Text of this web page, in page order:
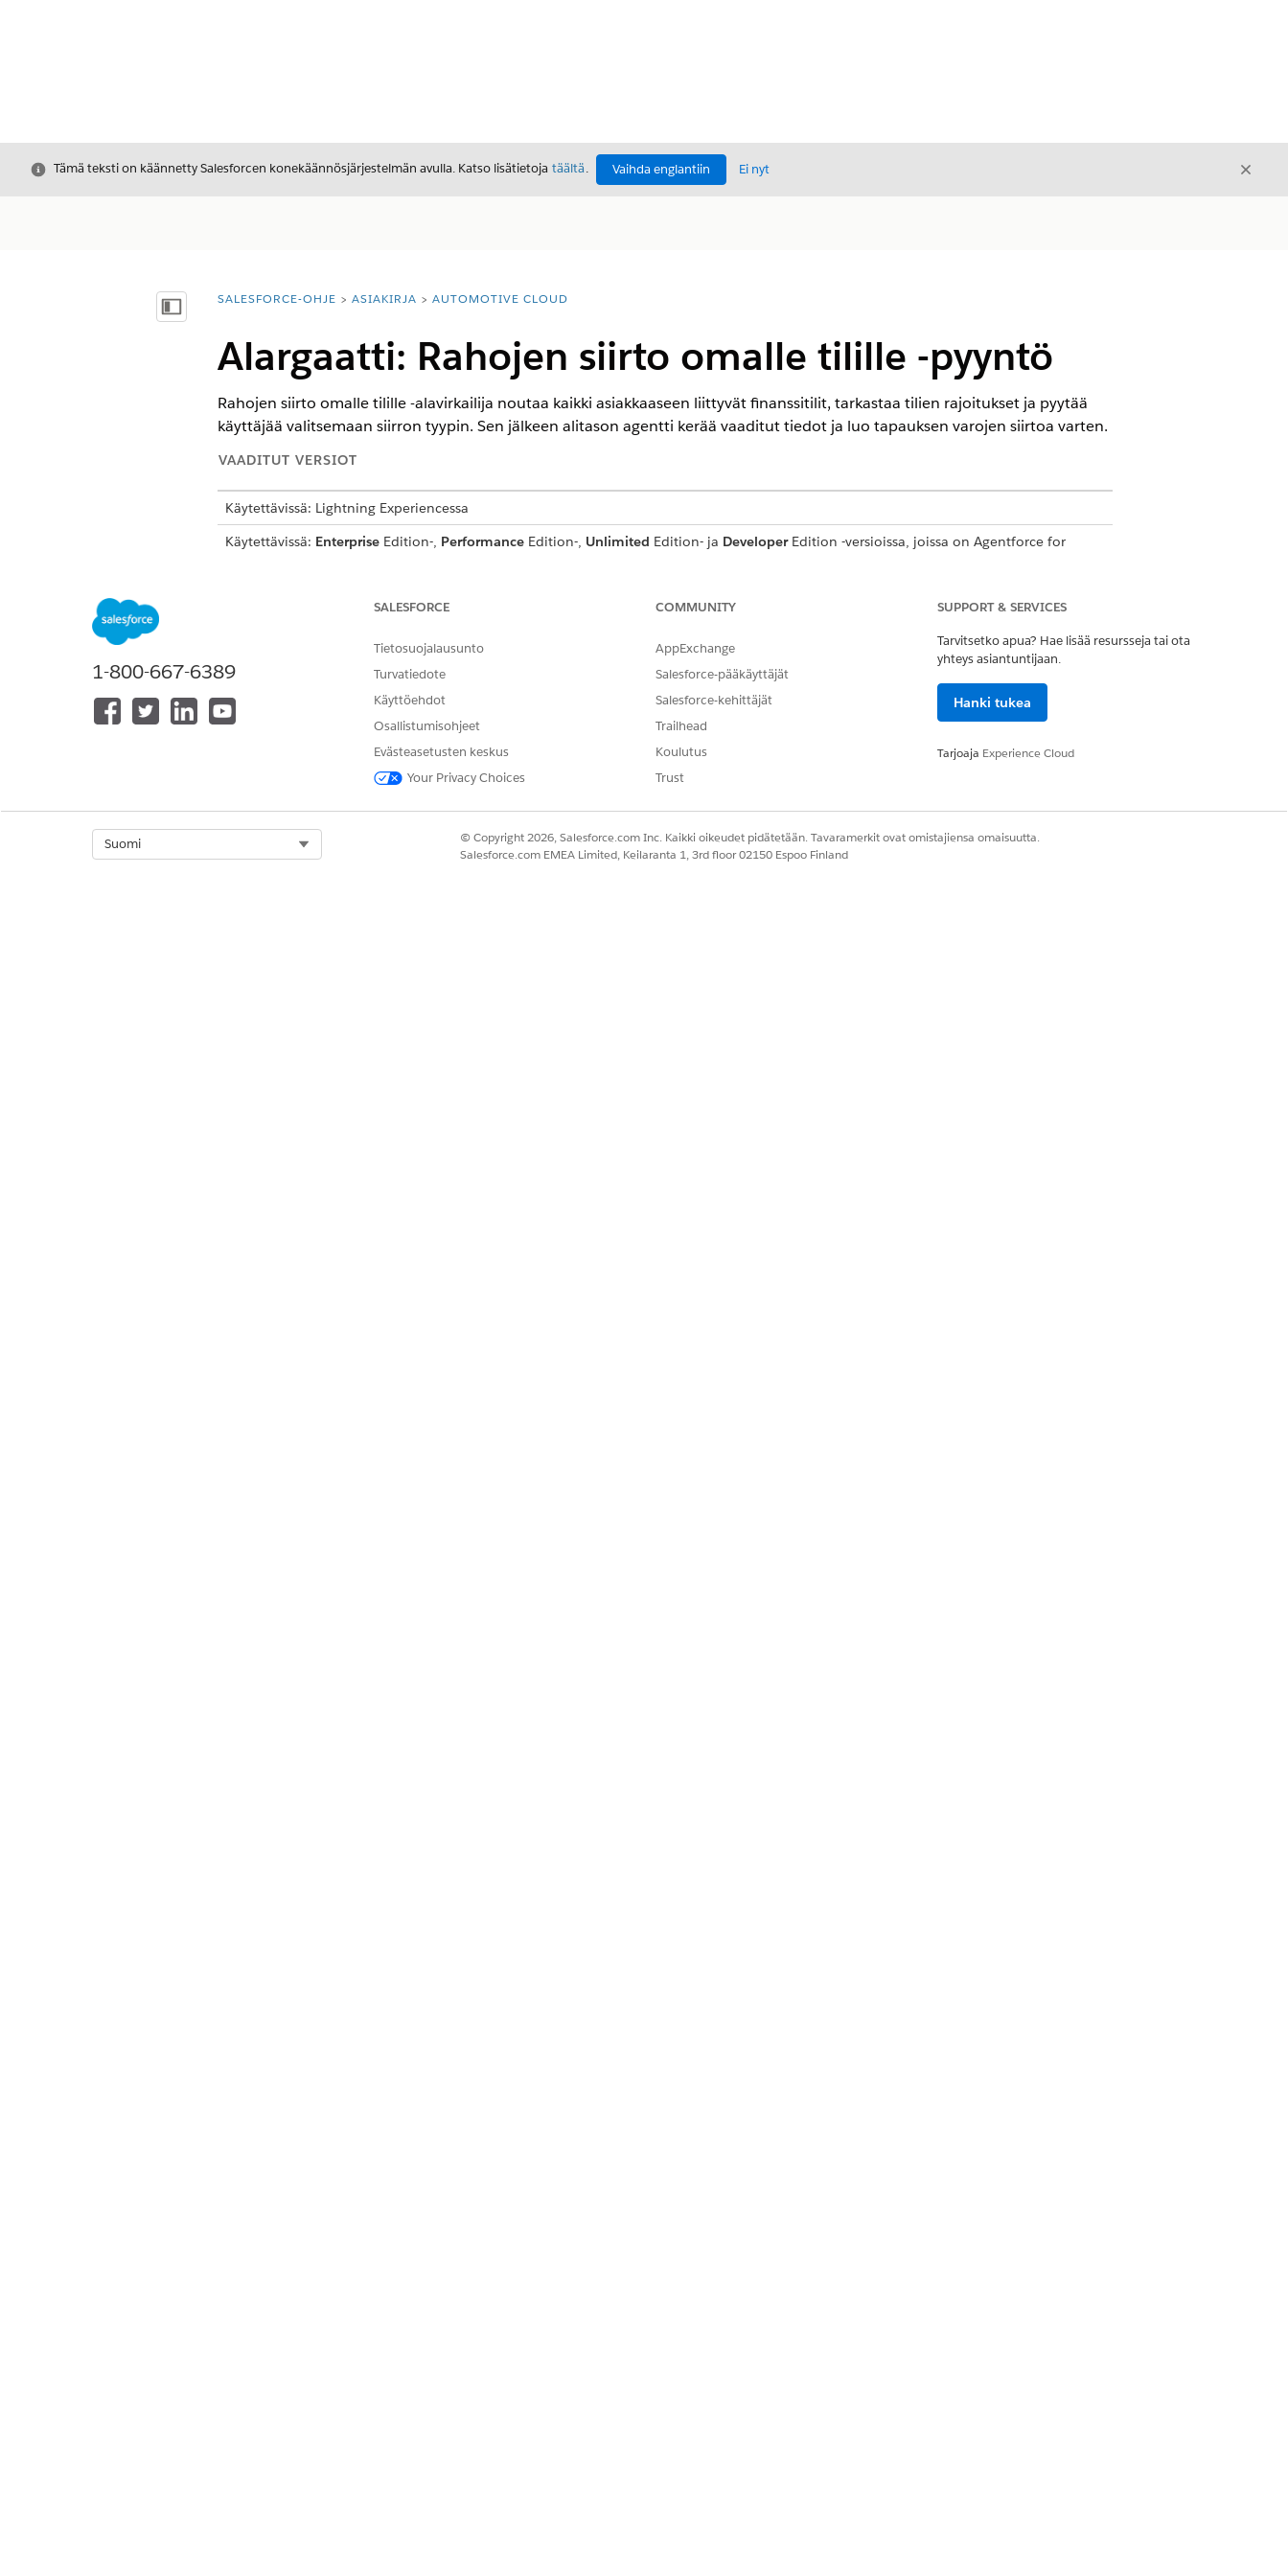
Sulje
Tämä teksti on käännetty Salesforcen konekäännösjärjestelmän avulla. Katso lisätietoja täältä. Vaihda englantiin Ei nyt Sulje
Näytä sisällysluettelo
Olet tässä:
SALESFORCE-OHJE ASIAKIRJA AUTOMOTIVE CLOUD
Alargaatti: Rahojen siirto omalle tilille -pyyntö
Rahojen siirto omalle tilille -alavirkailija noutaa kaikki asiakkaaseen liittyvät finanssitilit, tarkastaa tilien rajoitukset ja pyytää
käyttäjää valitsemaan siirron tyypin. Sen jälkeen alitason agentti kerää vaaditut tiedot ja luo tapauksen varojen siirtoa varten.
VAADITUT VERSIOT
Käytettävissä: Lightning Experiencessa
Käytettävissä: EnterpriseEdition-, PerformanceEdition-, Unlimited Edition- ja DeveloperEdition -versioissa, joissa on Agentforce for
API-nimi
FundsTfrToOwnAcctRequest
Mukana toimitetut agenttitoiminnot
Aiheiden kokoonpanon noutaminen
Tilin finanssitilien noutaminen
Tilin rajoitukset
Esimerkkejä lausumista, jotka käynnistävät tämän alaagentin
1-800-667-6389
SALESFORCE
Tietosuojalausunto
Turvatiedote
Käyttöehdot
Osallistumisohjeet
Evästeasetusten keskus
Your Privacy Choices
COMMUNITY
AppExchange
Salesforce-pääkäyttäjät
Salesforce-kehittäjät
Trailhead
Koulutus
Trust
SUPPORT & SERVICES
Tarvitsetko apua? Hae lisää resursseja tai ota
yhteys asiantuntijaan.
Hanki tukea
Tarjoaja Experience Cloud
Suomi
© Copyright 2026, Salesforce.com Inc. Kaikki oikeudet pidätetään. Tavaramerkit ovat omistajiensa omaisuutta.
Salesforce.com EMEA Limited, Keilaranta 1, 3rd floor 02150 Espoo Finland